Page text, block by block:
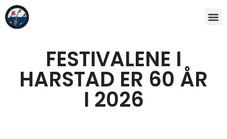
FESTIVALENE I
HARSTAD ER 60 ÅR
I 2026